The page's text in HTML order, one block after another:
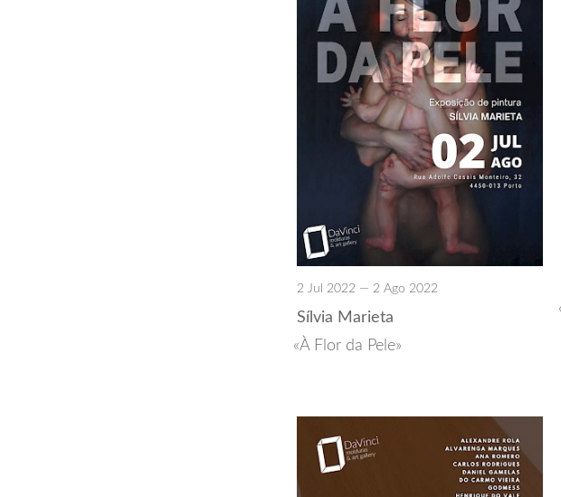
2 Jul 2022 — 2 Ago 2022
Sílvia Marieta
À Flor da Pele